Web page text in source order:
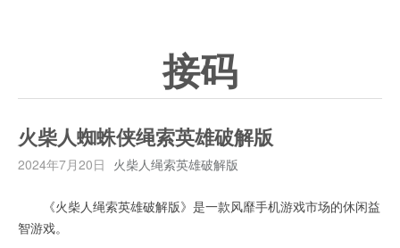
接码
火柴人蜘蛛侠绳索英雄破解版
2024年7月20日 火柴人绳索英雄破解版
《火柴人绳索英雄破解版》是一款风靡手机游戏市场的休闲益
智游戏。